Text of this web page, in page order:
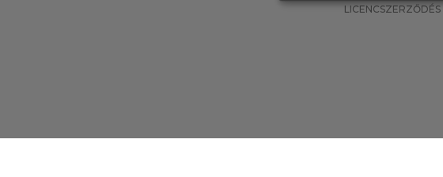
LICENCSZERZŐDÉS